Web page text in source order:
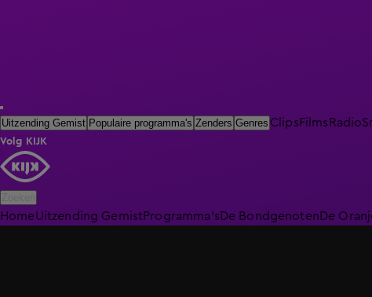
Uitzending Gemist Populaire programma's Zenders Genres ClipsFilmsRadio
Volg KIJK
HomeUitzending GemistProgramma'sDe BondgenotenDe